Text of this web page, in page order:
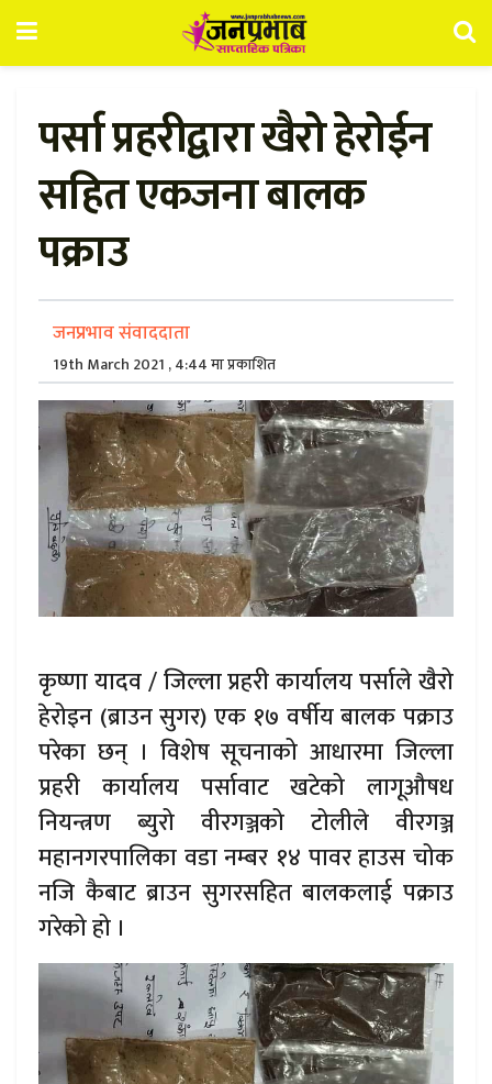
पर्सा प्रहरीद्वारा खैरो हेरोईन
सहित एकजना बालक
पक्राउ
जनप्रभाव संवाददाता
19th March 2021 , 4:44 मा प्रकाशित
कृष्णा यादव / जिल्ला प्रहरी कार्यालय पर्साले खैरो
हेरोइन (ब्राउन सुगर) एक १७ वर्षीय बालक पक्राउ
परेका छन् । विशेष सूचनाको आधारमा जिल्ला
प्रहरी कार्यालय पर्सावाट खटेको लागूऔषध
नियन्त्रण ब्युरो वीरगञ्जको टोलीले वीरगञ्ज
महानगरपालिका वडा नम्बर १४ पावर हाउस चोक
नजि कैबाट ब्राउन सुगरसहित बालकलाई पक्राउ
गरेको हो ।